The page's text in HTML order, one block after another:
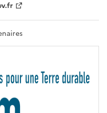
F
A
T
R
T
É